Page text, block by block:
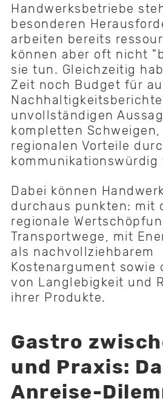
Handwerksbetriebe
besonderen
arbeiten bereits
können aber oft nicht
sie tun. Gleichzeitig
Zeit noch Budget für
unvollständigen
kompletten
regionalen Vorteile
kommunikationswürdig
Dabei können
durchaus punkten: mit
regionale
Transportwege, mit
als nachvollziehbarem
Kostenargument sowie
von Langlebigkeit und
ihrer Produkte.
Gastro
und Praxis:
Anreise-